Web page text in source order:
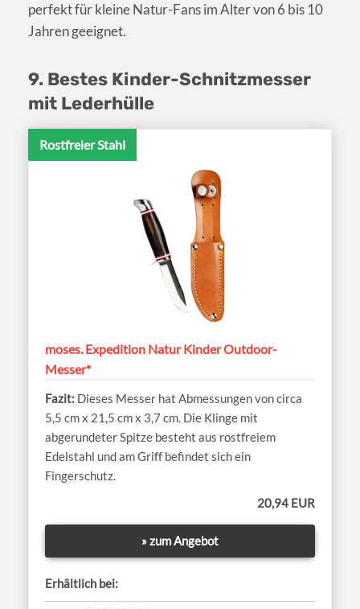
perfekt für kleine Natur-Fans im Alter von 6 bis 10
Jahren geeignet.
9. Bestes Kinder-Schnitzmesser
mit Lederhülle
Rostfreier Stahl
moses. Expedition Natur Kinder Outdoor-
Messer*
Dieses Messer hat Abmessungen von circa
5,5 cm x 21,5 cm x 3,7 cm. Die Klinge mit
abgerundeter Spitze besteht aus rostfreiem
Edelstahl und am Griff befindet sich ein
Fingerschutz.
20,94 EUR
» zum Angebot
Erhältlich bei: